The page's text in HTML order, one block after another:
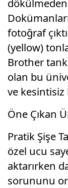
fotoğraf
(yellow)
Brother
olan bu
ve kesintisiz
Öne Çıkan
Pratik Şişe
özel ucu
aktarırken
sorununu